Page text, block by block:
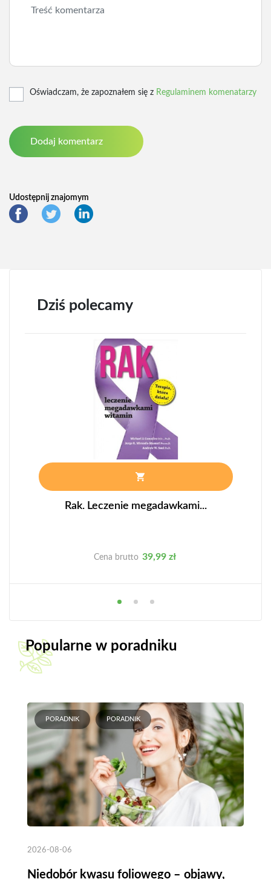
Dziś polecamy
Rak. Leczenie megadawkami...
Cena brutto Cena
39,99 zł
Popularne w poradniku
PORADNIK PORADNIK
2026-08-06
Niedobór kwasu foliowego – objawy,
Oświadczam, że zapoznałem się z Regulaminem komenatarzy
Udostępnij znajomym